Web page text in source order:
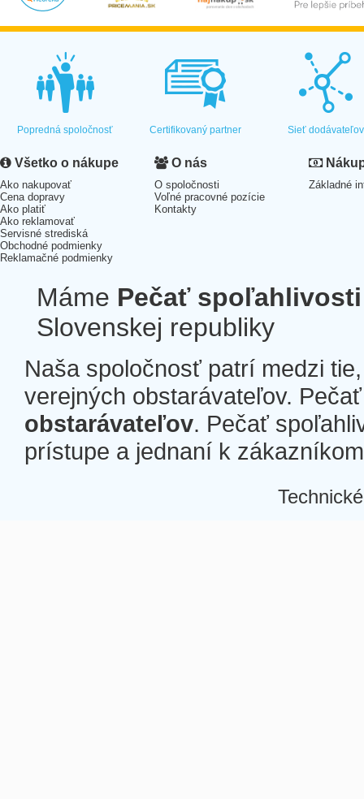
Popredná spoločnosť Certifikovaný partner Sieť dodávateľov
Všetko o nákupe
Ako nakupovať
Cena dopravy
Ako platiť
Ako reklamovať
Servisné strediská
Obchodné podmienky
Reklamačné podmienky
O nás
O spoločnosti
Voľné pracovné pozície
Kontakty
Základné
Máme Pečať spoľahlivosti
Slovenskej republiky
Naša spoločnosť patrí medzi
verejných obstarávateľov.
obstarávateľov. Pečať
prístupe a jednaní k